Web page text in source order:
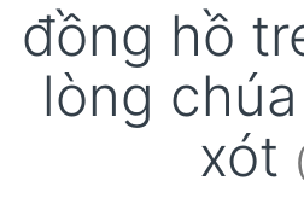
đồng hồ
lòng
xót